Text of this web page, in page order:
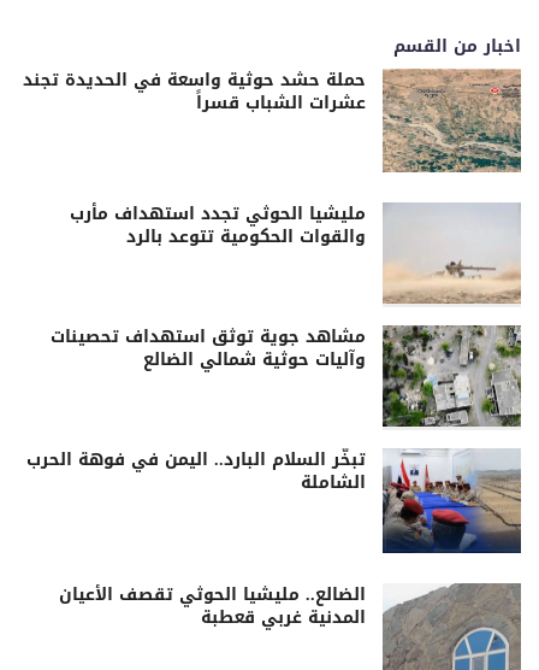
اخبار من القسم
حملة حشد حوثية واسعة في الحديدة تجند
عشرات الشباب قسراً
مليشيا الحوثي تجدد استهداف مأرب
والقوات الحكومية تتوعد بالرد
مشاهد جوية توثق استهداف تحصينات
وآليات حوثية شمالي الضالع
تبخّر السلام البارد.. اليمن في فوهة الحرب
الشاملة
الضالع.. مليشيا الحوثي تقصف الأعيان
المدنية غربي قعطبة